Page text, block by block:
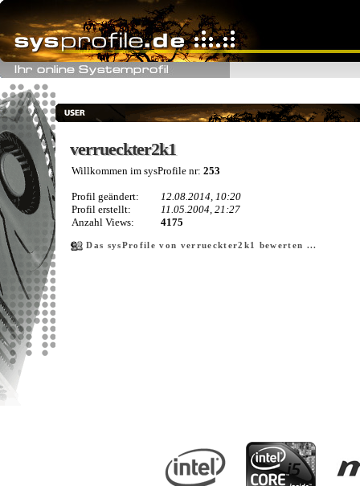
verrueckter2k1
verrueckter2k1
Willkommen im sysProfile nr: 253
Profil geändert:
12.08.2014, 10:20
Profil erstellt:
11.05.2004, 21:27
Anzahl Views:
4175
Das sysProfile von verrueckter2k1 bewerten ...